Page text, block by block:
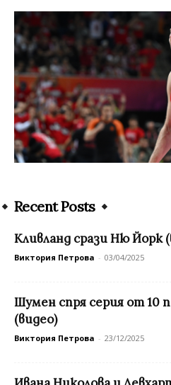
Recent Posts
Кливланд срази Ню Йорк
Виктория Петрова - 03/04/2025
Шумен спря серия от 10
(видео)
Виктория Петрова - 23/12/2025